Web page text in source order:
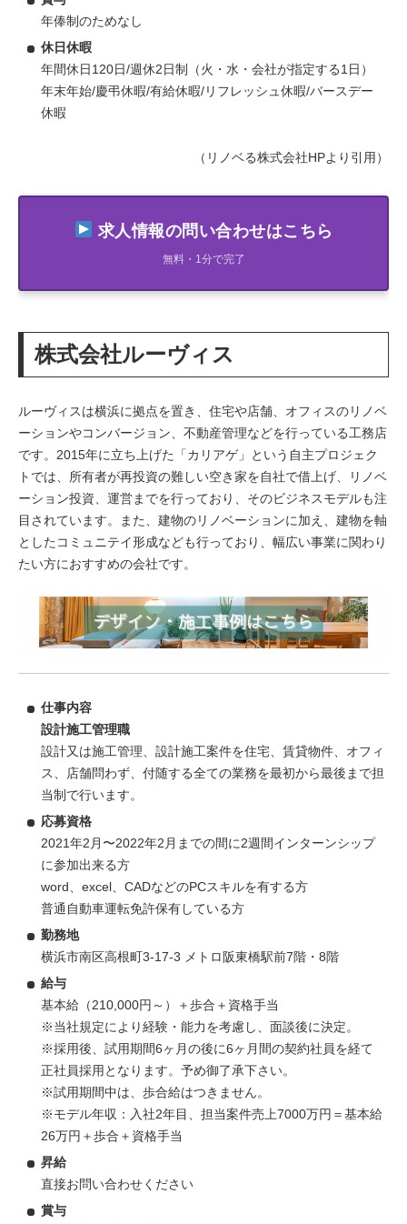
年俸制のためなし
休日休暇
年間休日120日/週休2日制（火・水・会社が指定する1日）
年末年始/慶弔休暇/有給休暇/リフレッシュ休暇/バースデー
休暇
（リノベる株式会社HPより引用）
求人情報の問い合わせはこちら
無料・1分で完了
株式会社ルーヴィス
ルーヴィスは横浜に拠点を置き、住宅や店舗、オフィスのリノベ
ーションやコンバージョン、不動産管理などを行っている工務店
です。2015年に立ち上げた「カリアゲ」という自主プロジェク
トでは、所有者が再投資の難しい空き家を自社で借上げ、リノベ
ーション投資、運営までを行っており、そのビジネスモデルも注
目されています。また、建物のリノベーションに加え、建物を軸
としたコミュニテイ形成なども行っており、幅広い事業に関わり
たい方におすすめの会社です。
仕事内容
設計施工管理職
設計又は施工管理、設計施工案件を住宅、賃貸物件、オフィ
ス、店舗問わず、付随する全ての業務を最初から最後まで担
当制で行います。
応募資格
2021年2月〜2022年2月までの間に2週間インターンシップ
に参加出来る方
word、excel、CADなどのPCスキルを有する方
普通自動車運転免許保有している方
勤務地
横浜市南区高根町3-17-3 メトロ阪東橋駅前7階・8階
給与
基本給（210,000円～）＋歩合＋資格手当
※当社規定により経験・能力を考慮し、面談後に決定。
※採用後、試用期間6ヶ月の後に6ヶ月間の契約社員を経て
正社員採用となります。予め御了承下さい。
※試用期間中は、歩合給はつきません。
※モデル年収：入社2年目、担当案件売上7000万円＝基本給
26万円＋歩合＋資格手当
昇給
直接お問い合わせください
賞与